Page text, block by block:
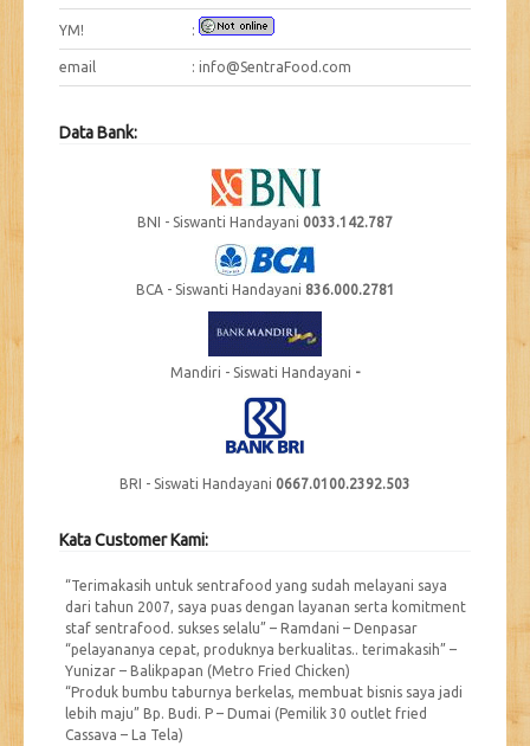
YM! :
email : info@SentraFood.com
Data Bank:
BNI - Siswanti Handayani 0033.142.787
BCA - Siswanti Handayani 836.000.2781
Mandiri - Siswati Handayani -
BRI - Siswati Handayani 0667.0100.2392.503
Kata Customer Kami:
“Terimakasih untuk sentrafood yang sudah melayani saya
dari tahun 2007, saya puas dengan layanan serta komitment
staf sentrafood. sukses selalu” – Ramdani – Denpasar
“pelayananya cepat, produknya berkualitas.. terimakasih” –
Yunizar – Balikpapan (Metro Fried Chicken)
“Produk bumbu taburnya berkelas, membuat bisnis saya jadi
lebih maju” Bp. Budi. P – Dumai (Pemilik 30 outlet fried
Cassava – La Tela)